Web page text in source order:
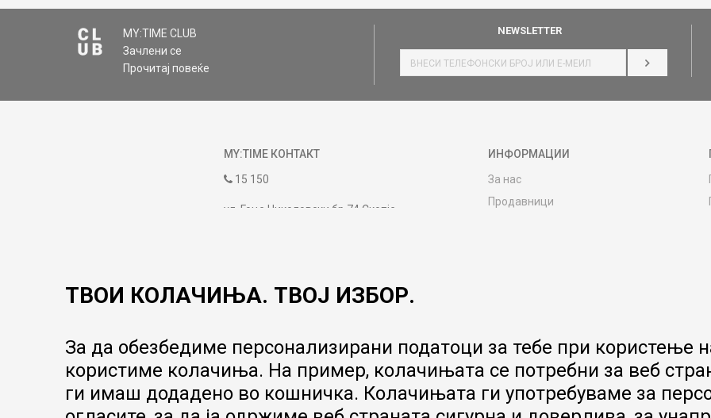
MY:TIME CLUB
Зачлени се
Прочитај повеќе
NEWSLETTER
НАЈАВИ СЕ
MY:TIME КОНТАКТ
15 150
ул. Гоце Николовски бр.74 Скопје
09:00 до 17:00
ИНФОРМАЦИИ
За нас
Продавници
Гаранција за производ
Ценовник
ТВОИ КОЛАЧИЊА. ТВОЈ ИЗБОР.
За да обезбедиме персонализирани податоци за тебе при користење
користиме колачиња. На пример, колачињата се потребни за веб
ги имаш додадено во кошничка. Колачињата ги употребуваме за